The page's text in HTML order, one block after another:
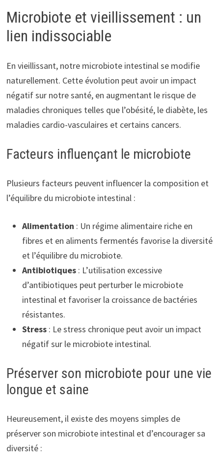
Microbiote et vieillissement : un
lien indissociable
En vieillissant, notre microbiote intestinal se modifie
naturellement. Cette évolution peut avoir un impact
négatif sur notre santé, en augmentant le risque de
maladies chroniques telles que l’obésité, le diabète, les
maladies cardio-vasculaires et certains cancers.
Facteurs influençant le microbiote
Plusieurs facteurs peuvent influencer la composition et
l’équilibre du microbiote intestinal :
Alimentation : Un régime alimentaire riche en
fibres et en aliments fermentés favorise la diversité
et l’équilibre du microbiote.
Antibiotiques : L’utilisation excessive
d’antibiotiques peut perturber le microbiote
intestinal et favoriser la croissance de bactéries
résistantes.
Stress : Le stress chronique peut avoir un impact
négatif sur le microbiote intestinal.
Préserver son microbiote pour une vie
longue et saine
Heureusement, il existe des moyens simples de
préserver son microbiote intestinal et d’encourager sa
diversité :